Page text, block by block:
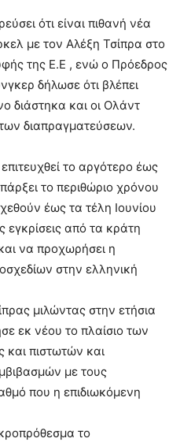
ότι είναι πιθανή νέα
με τον Αλέξη Τσίπρα στο
της Ε.Ε , ενώ ο Πρόεδρος
δήλωσε ότι βλέπει
διάστηκα και οι Ολάντ
διαπραγματεύσεων.
το αργότερο έως
το περιθώριο χρόνου
έως τα τέλη Ιουνίου
εγκρίσεις από τα κράτη
να προχωρήσει η
στην ελληνική
μιλώντας στην ετήσια
εκ νέου το πλαίσιο των
πιστωτών και
με τους
που η επιδιωκόμενη
το